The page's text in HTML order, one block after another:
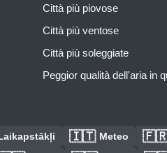
Città più piovose
Città più ventose
Città più soleggiate
Peggior qualità dell'aria in
🇮🇹 Meteo